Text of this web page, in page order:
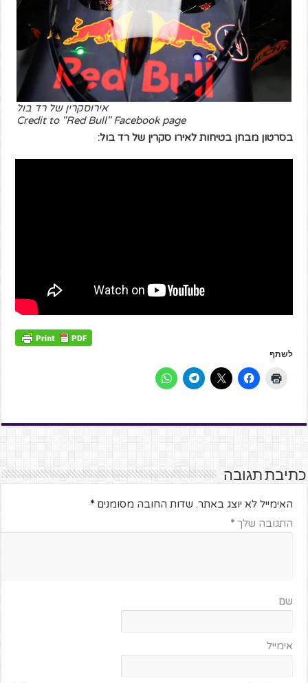
אירוסקרין של רד בול
Credit to "Red Bull" Facebook page
בסרטון מבחן בטיחות לאירו סקרין של רד בול:
לשתף
כתיבת תגובה
האימייל לא יוצג באתר. שדות החובה מסומנים*
התגובה שלך*
שם
אימייל